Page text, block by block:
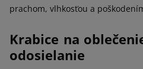
prachom, vlhkosťou a
Krabice na
odosielanie